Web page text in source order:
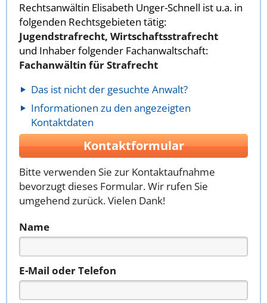
Rechtsanwältin Elisabeth Unger-Schnell ist u.a. in
folgenden Rechtsgebieten tätig:
Jugendstrafrecht, Wirtschaftsstrafrecht
und Inhaber folgender Fachanwaltschaft:
Fachanwältin für Strafrecht
Das ist nicht der gesuchte Anwalt?
Informationen zu den angezeigten
Kontaktdaten
Kontaktformular
Bitte verwenden Sie zur Kontaktaufnahme
bevorzugt dieses Formular. Wir rufen Sie
umgehend zurück. Vielen Dank!
Name
E-Mail oder Telefon